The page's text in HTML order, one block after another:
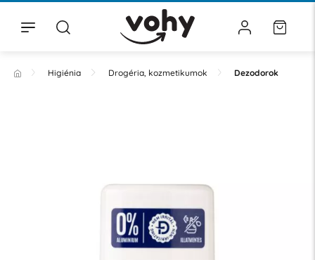
Higiénia Drogéria, kozmetikumok Dezodorok